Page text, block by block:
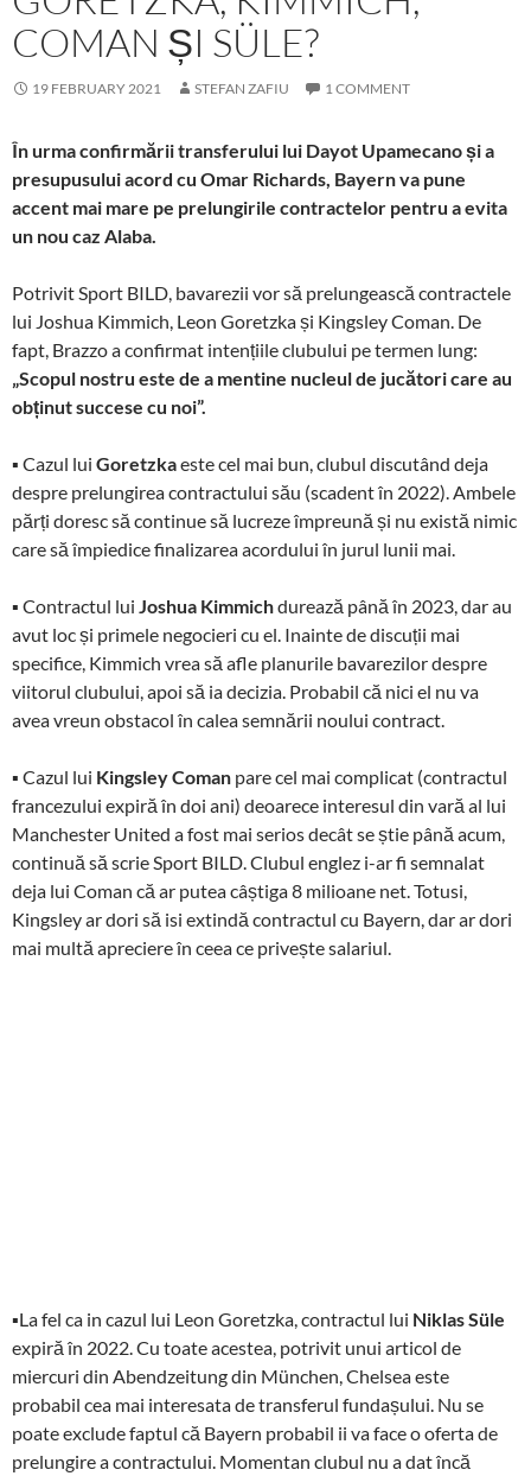
COMAN ȘI SÜLE?
19 FEBRUARY 2021 STEFAN ZAFIU 1 COMMENT
În urma confirmării transferului lui Dayot Upamecano și a
presupusului acord cu Omar Richards, Bayern va pune
accent mai mare pe prelungirile contractelor pentru a evita
un nou caz Alaba.
Potrivit Sport BILD, bavarezii vor să prelungească contractele
lui Joshua Kimmich, Leon Goretzka și Kingsley Coman. De
fapt, Brazzo a confirmat intențiile clubului pe termen lung:
„Scopul nostru este de a mentine nucleul de jucători care au
obținut succese cu noi”.
▪ Cazul lui Goretzkaeste cel mai bun, clubul discutând deja
despre prelungirea contractului său (scadent în 2022). Ambele
părți doresc să continue să lucreze împreună și nu există nimic
care să împiedice finalizarea acordului în jurul lunii mai.
▪ Contractul lui Joshua Kimmichdurează până în 2023, dar au
avut loc și primele negocieri cu el. Inainte de discuții mai
specifice, Kimmich vrea să afle planurile bavarezilor despre
viitorul clubului, apoi să ia decizia. Probabil că nici el nu va
avea vreun obstacol în calea semnării noului contract.
▪ Cazul lui Kingsley Coman pare cel mai complicat (contractul
francezului expiră în doi ani) deoarece interesul din vară al lui
Manchester United a fost mai serios decât se știe până acum,
continuă să scrie Sport BILD. Clubul englez i-ar fi semnalat
deja lui Coman că ar putea câștiga 8 milioane net. Totusi,
Kingsley ar dori să isi extindă contractul cu Bayern, dar ar dori
mai multă apreciere în ceea ce privește salariul.
▪La fel ca in cazul lui Leon Goretzka, contractul lui Niklas Süle
expiră în 2022. Cu toate acestea, potrivit unui articol de
miercuri din Abendzeitung din München, Chelsea este
probabil cea mai interesata de transferul fundașului. Nu se
poate exclude faptul că Bayern probabil ii va face o oferta de
prelungire a contractului. Momentan clubul nu a dat încă